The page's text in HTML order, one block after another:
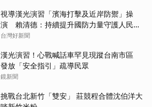
視導漢光演習「濱海打擊及近岸防禦」操
演 賴清德：持續提升國防力量守護人民安
全
台灣好新聞
漢光演習！心戰喊話車罕見現蹤台南市區
發放「安全指引」疏導民眾
鏡新聞
挑戰台北新竹「雙安」 莊競程合體沈伯洋大